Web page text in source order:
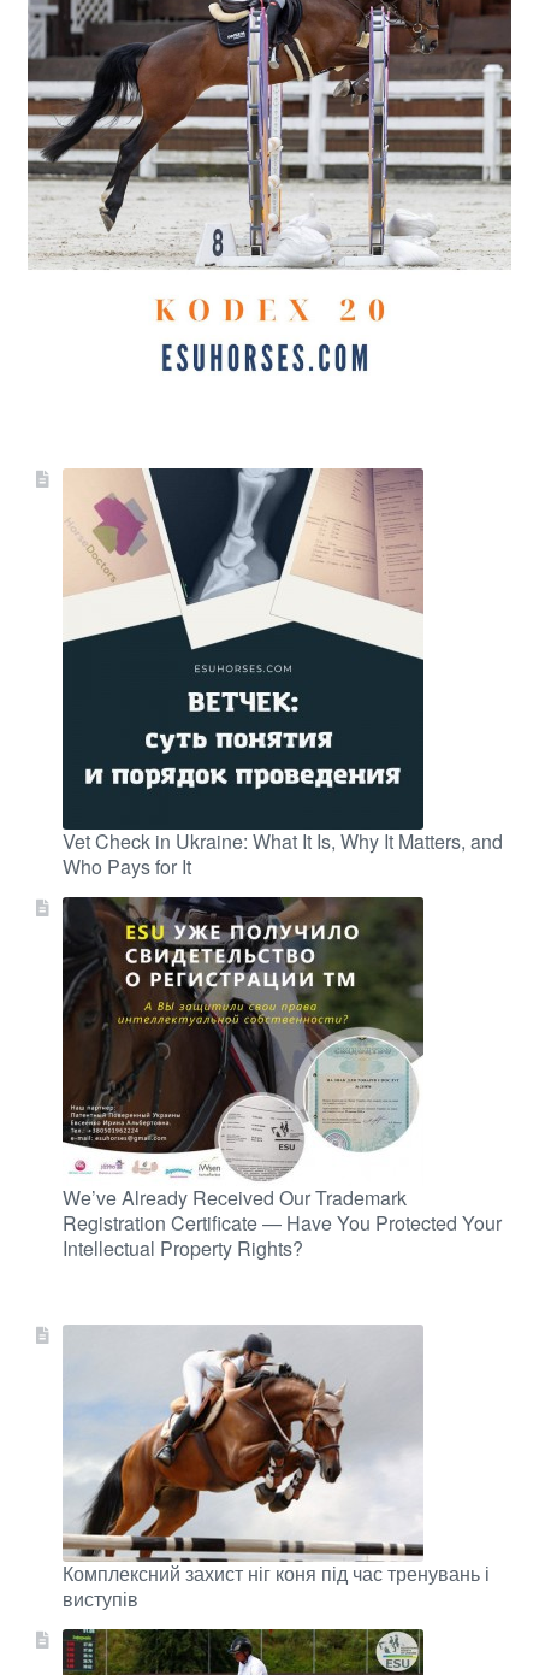
Vet Check in Ukraine: What It Is, Why It Matters, and
Who Pays for It
We’ve Already Received Our Trademark
Registration Certificate — Have You Protected Your
Intellectual Property Rights?
Комплексний захист ніг коня під час тренувань і
виступів